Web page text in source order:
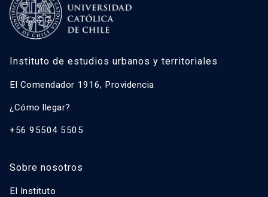
Instituto de estudios urbanos y territoriales
El Comendador 1916, Providencia
¿Cómo llegar?
+56 95504 5505
Sobre nosotros
El Instituto